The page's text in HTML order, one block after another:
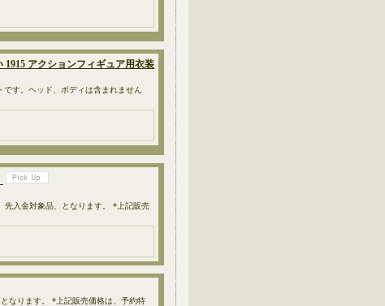
1915 アクションフィギュア用衣装
です。ヘッド、ボディは含まれません
入金対象品、となります。 *上記販売
なります。 *上記販売価格は、予約特